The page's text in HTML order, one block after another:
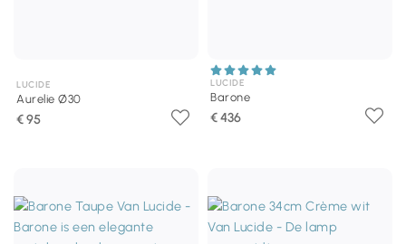
LUCIDE
Aurelie Ø30
€ 95
LUCIDE
Barone
€ 436